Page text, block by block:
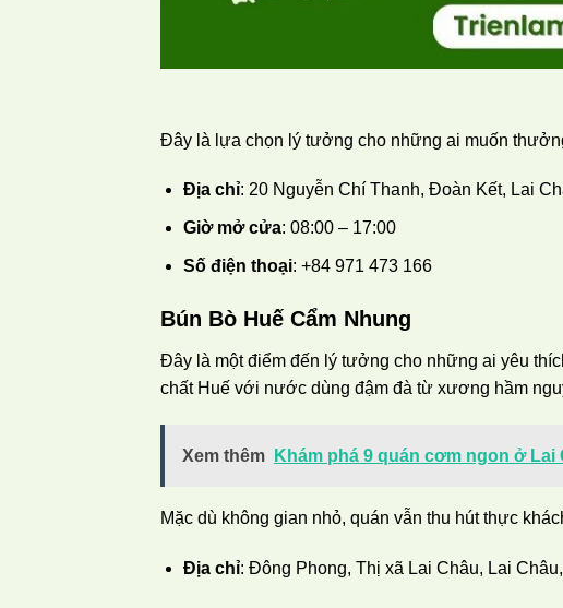
Đây là lựa chọn lý tưởng cho những ai muốn
Địa chỉ: 20 Nguyễn Chí Thanh, Đoàn Kết, Lai
Giờ mở cửa: 08:00 – 17:00
Số điện thoại: +84 971 473 166
Bún Bò Huế Cẩm Nhung
Đây là một điểm đến lý tưởng cho những ai yêu
chất Huế với nước dùng đậm đà từ xương hầm
Xem thêm Khám phá 9 quán cơm ngon ở
Mặc dù không gian nhỏ, quán vẫn thu hút thực
Địa chỉ: Đông Phong, Thị xã Lai Châu, Lai